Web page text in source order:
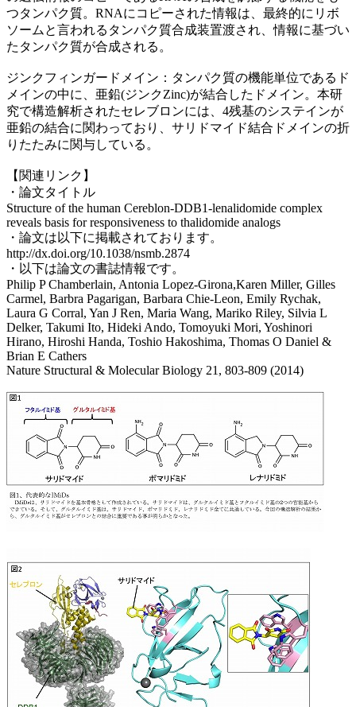
つタンパク質。RNAにコピーされた情報は、最終的にリボ
ソームと言われるタンパク質合成装置渡され、情報に基づい
たタンパク質が合成される。
ジンクフィンガードメイン：タンパク質の機能単位であるド
メインの中に、亜鉛(ジンクZinc)が結合したドメイン。本研
究で構造解析されたセレブロンには、4残基のシステインが
亜鉛の結合に関わっており、サリドマイド結合ドメインの折
りたたみに関与している。
【関連リンク】
・論文タイトル
Structure of the human ​Cereblon-​DDB1-​lenalidomide complex
reveals basis for responsiveness to thalidomide analogs
・論文は以下に掲載されております。
http://dx.doi.org/10.1038/nsmb.2874
・以下は論文の書誌情報です。
Philip P Chamberlain, Antonia Lopez-Girona,Karen Miller, Gilles
Carmel, Barbra Pagarigan, Barbara Chie-Leon, Emily Rychak,
Laura G Corral, Yan J Ren, Maria Wang, Mariko Riley, Silvia L
Delker, Takumi Ito, Hideki Ando, Tomoyuki Mori, Yoshinori
Hirano, Hiroshi Handa, Toshio Hakoshima, Thomas O Daniel &
Brian E Cathers
Nature Structural & Molecular Biology 21, 803-809 (2014)